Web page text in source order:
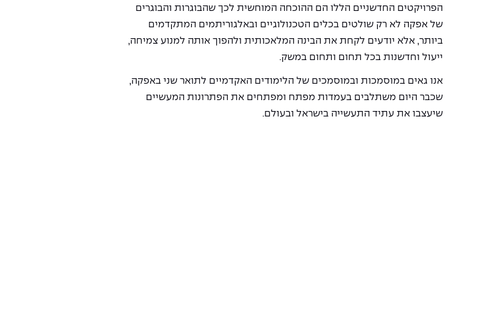
הפרויקטים החדשניים הללו הם ההוכחה המוחשית לכך שהבוגרות והבוגרים
של אפקה לא רק שולטים בכלים הטכנולוגיים ובאלגוריתמים המתקדמים
ביותר, אלא יודעים לקחת את הבינה המלאכותית ולהפוך אותה למנוע צמיחה,
ייעול וחדשנות בכל תחום ותחום במשק.
אנו גאים במוסמכות ובמוסמכים של הלימודים האקדמיים לתואר שני באפקה,
שכבר היום משתלבים בעמדות מפתח ומפתחים את הפתרונות המעשיים
שיעצבו את עתיד התעשייה בישראל ובעולם.